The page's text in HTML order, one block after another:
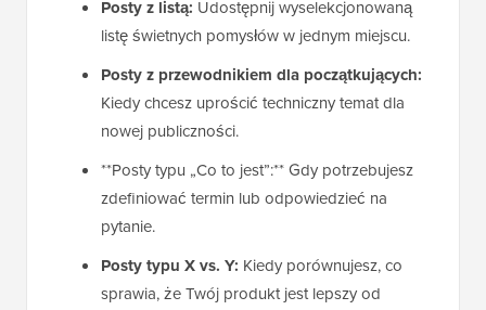
Posty z listą: Udostępnij wyselekcjonowaną
listę świetnych pomysłów w jednym miejscu.
Posty z przewodnikiem dla początkujących:
Kiedy chcesz uprościć techniczny temat dla
nowej publiczności.
**Posty typu „Co to jest”:** Gdy potrzebujesz
zdefiniować termin lub odpowiedzieć na
pytanie.
Posty typu X vs. Y: Kiedy porównujesz, co
sprawia, że Twój produkt jest lepszy od